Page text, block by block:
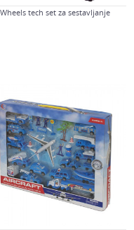
tech set za sestavljanje